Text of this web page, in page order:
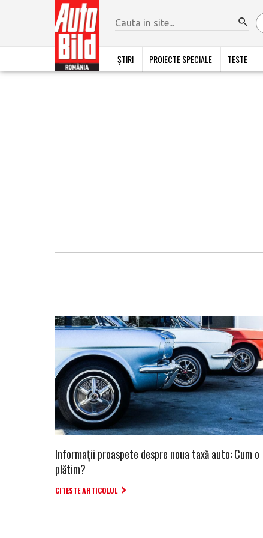
ȘTIRI PROIECTE SPECIALE TESTE
Informații proaspete despre noua taxă auto: Cum o
plătim?
CITESTE ARTICOLUL